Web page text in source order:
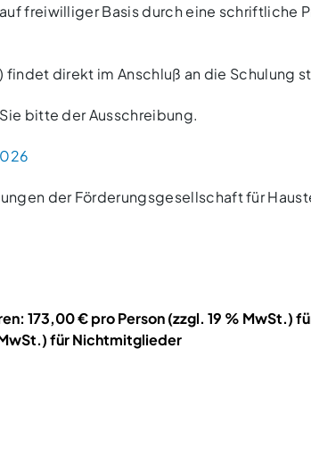
freiwilliger Basis durch eine schriftliche
findet direkt im Anschluß an die Schulung
bitte der Ausschreibung.
der Förderungsgesellschaft für
173,00 € pro Person (zzgl. 19 % MwSt.)
für Nichtmitglieder